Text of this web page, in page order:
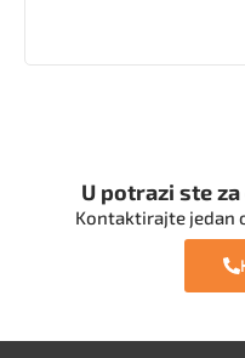
U potrazi ste
Kontaktirajte jedan